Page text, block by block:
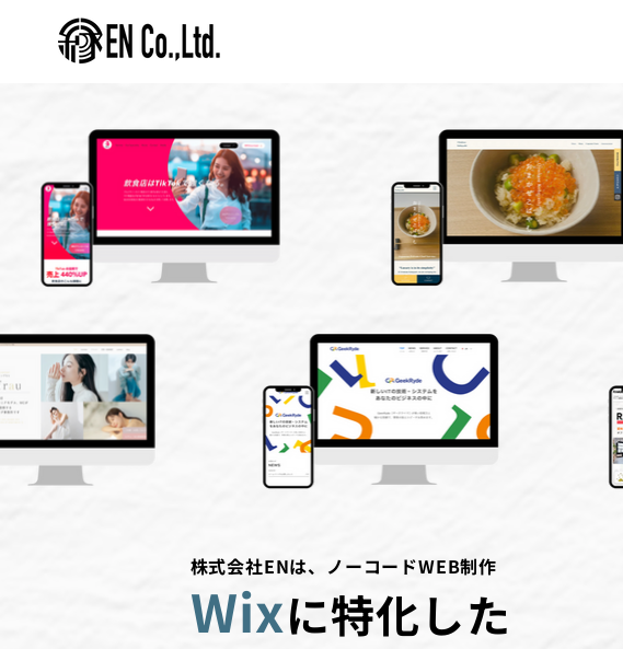
株式会社ENは、ノーコードWEB制作
Wixに特化した